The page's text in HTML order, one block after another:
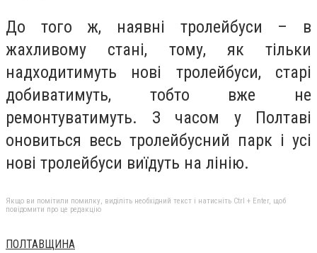
До того ж, наявні тролейбуси – в
жахливому стані, тому, як тільки
надходитимуть нові тролейбуси, старі
добиватимуть, тобто вже не
ремонтуватимуть. З часом у Полтаві
оновиться весь тролейбусний парк і усі
нові тролейбуси виїдуть на лінію.
Якщо ви помітили помилку, виділіть необхідний текст і натисніть Ctrl + Enter, щоб
повідомити про це редакцію
ПОЛТАВЩИНА